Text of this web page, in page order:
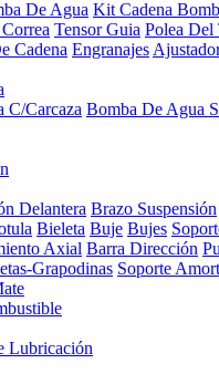
De Agua Kit Cadena
Tensor Guia Polea Del
Cadena Engranajes
C/Carcaza Bomba De Agua
Delantera Brazo Suspensión
Bieleta Buje Bujes
Axial Barra Dirección
Grapodinas Soporte
Lubricación